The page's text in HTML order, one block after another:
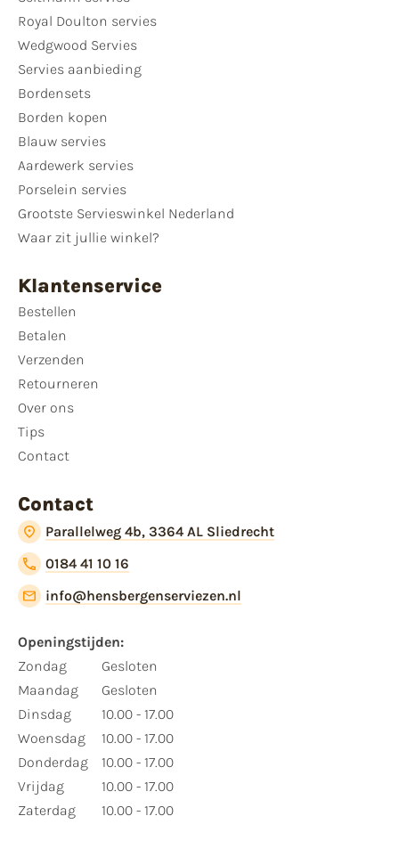
Royal Doulton servies
Wedgwood Servies
Servies aanbieding
Bordensets
Borden kopen
Blauw servies
Aardewerk servies
Porselein servies
Grootste Servieswinkel Nederland
Waar zit jullie winkel?
Klantenservice
Bestellen
Betalen
Verzenden
Retourneren
Over ons
Tips
Contact
Contact
Parallelweg 4b, 3364 AL Sliedrecht
0184 41 10 16
info@hensbergenserviezen.nl
Openingstijden:
Zondag
Maandag
Dinsdag
Woensdag
Donderdag
Vrijdag
Zaterdag
Gesloten
Gesloten
10.00 - 17.00
10.00 - 17.00
10.00 - 17.00
10.00 - 17.00
10.00 - 17.00